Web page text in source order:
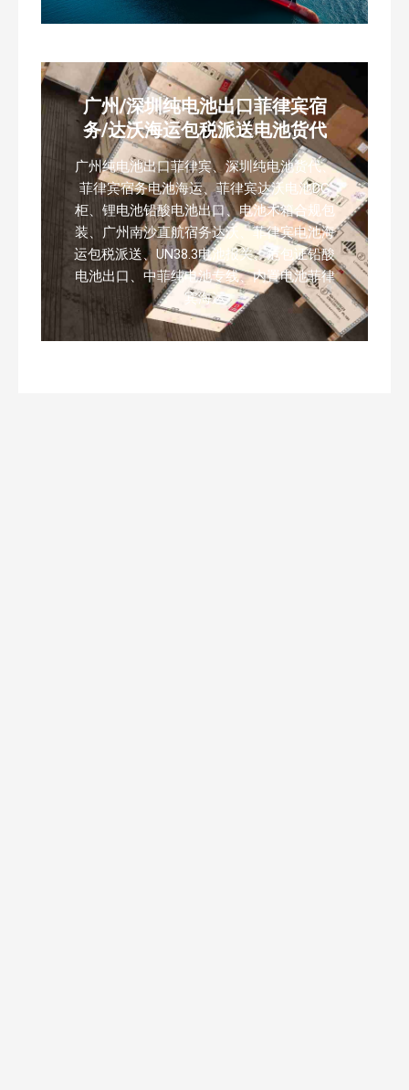
广州/深圳纯电池出口菲律宾宿
务/达沃海运包税派送电池货代
广州纯电池出口菲律宾、深圳纯电池货代、
菲律宾宿务电池海运、菲律宾达沃电池DG
柜、锂电池铅酸电池出口、电池木箱合规包
装、广州南沙直航宿务达沃、菲律宾电池海
运包税派送、UN38.3电池报关、危包证铅酸
电池出口、中菲纯电池专线、内置电池菲律
宾海运